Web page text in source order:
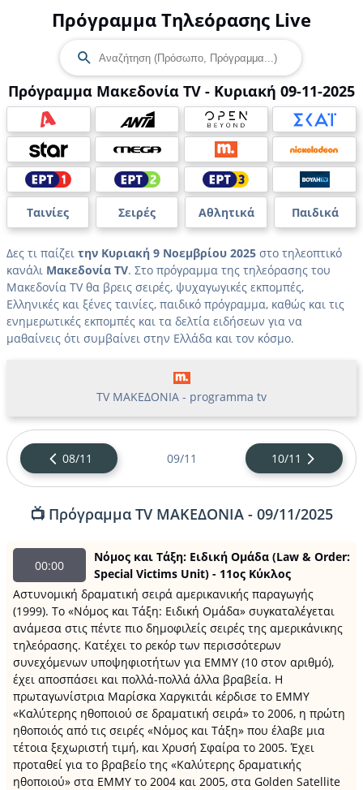
Πρόγραμμα Τηλεόρασης Live
Πρόγραμμα Μακεδονία TV - Κυριακή 09-11-2025
Ταινίες Σειρές Αθλητικά Παιδικά
Δες τι παίζει την Κυριακή 9 Νοεμβρίου 2025 στο τηλεοπτικό
κανάλι Μακεδονία TV. Στο πρόγραμμα της τηλεόρασης του
Μακεδονία TV θα βρεις σειρές, ψυχαγωγικές εκπομπές,
Ελληνικές και ξένες ταινίες, παιδικό πρόγραμμα, καθώς και τις
ενημερωτικές εκπομπές και τα δελτία ειδήσεων για να
μαθαίνεις ότι συμβαίνει στην Ελλάδα και τον κόσμο.
TV ΜΑΚΕΔΟΝΙΑ - programma tv
08/11 09/11 10/11
📺 Πρόγραμμα TV ΜΑΚΕΔΟΝΙΑ - 09/11/2025
00:00
Νόμος και Τάξη: Ειδική Ομάδα (Law & Order:
Special Victims Unit) - 11ος Κύκλος
Αστυνομική δραματική σειρά αμερικανικής παραγωγής
(1999). Το «Νόμος και Τάξη: Ειδική Ομάδα» συγκαταλέγεται
ανάμεσα στις πέντε πιο δημοφιλείς σειρές της αμερικάνικης
τηλεόρασης. Κατέχει το ρεκόρ των περισσότερων
συνεχόμενων υποψηφιοτήτων για ΕΜΜΥ (10 στον αριθμό),
έχει αποσπάσει και πολλά-πολλά άλλα βραβεία. Η
πρωταγωνίστρια Μαρίσκα Χαργκιτάι κέρδισε το EMMY
«Καλύτερης ηθοποιού σε δραματική σειρά» το 2006, η πρώτη
ηθοποιός από τις σειρές «Νόμος και Τάξη» που έλαβε μια
τέτοια ξεχωριστή τιμή, και Χρυσή Σφαίρα το 2005. Έχει
προταθεί για το βραβείο της «Καλύτερης δραματικής
ηθοποιού» στα EMMY το 2004 και 2005, στα Golden Satellite